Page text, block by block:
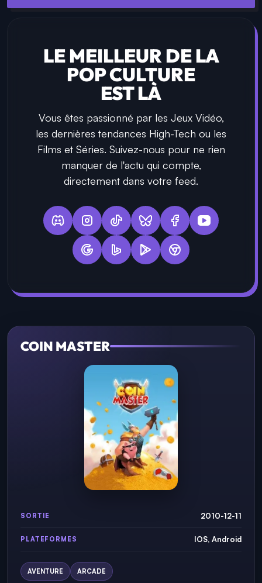
LE MEILLEUR DE LA
POP CULTURE
EST LÀ
Vous êtes passionné par les Jeux Vidéo,
les dernières tendances High-Tech ou les
Films et Séries. Suivez-nous pour ne rien
manquer de l'actu qui compte,
directement dans votre feed.
COIN MASTER
SORTIE 2010-12-11
PLATEFORMES IOS, Android
AVENTURE ARCADE